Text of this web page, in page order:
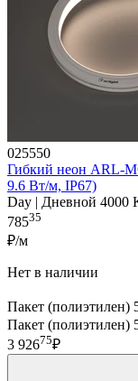
025550
Гибкий неон ARL-
9.6 Вт/м, IP67)
Day | Дневной 4000
78535
₽/м
Нет в наличии
Пакет
Пакет (полиэтилен)
3 92675₽